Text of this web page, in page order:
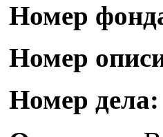
Номер
Номер
Номер дела: